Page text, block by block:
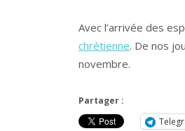
Avec l’arrivée des
chrétienne. De nos
novembre.
Partager :